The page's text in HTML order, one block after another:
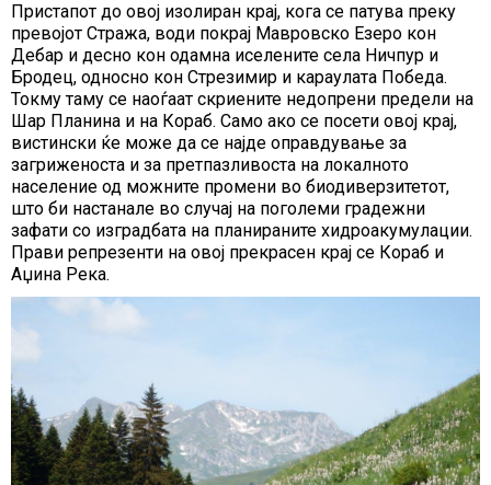
Пристапот до овoј изолиран крај, кога се патува преку
превојот Стража, води покрај Мавровско Езеро кон
Дебар и десно кон одамна иселените села Ничпур и
Бродец, односно кон Стрезимир и караулата Победа.
Токму таму се наоѓаат скриените недопрени предели на
Шар Планина и на Кораб. Само ако се посети овој крај,
вистински ќе може да се најде оправдување за
загриженоста и за претпазливоста на локалното
население од можните промени во биодиверзитетот,
што би настанале во случај на поголеми градежни
зафати со изградбата на планираните хидроакумулации.
Прави репрезенти на овој прекрасен крај се Кораб и
Аџина Река.